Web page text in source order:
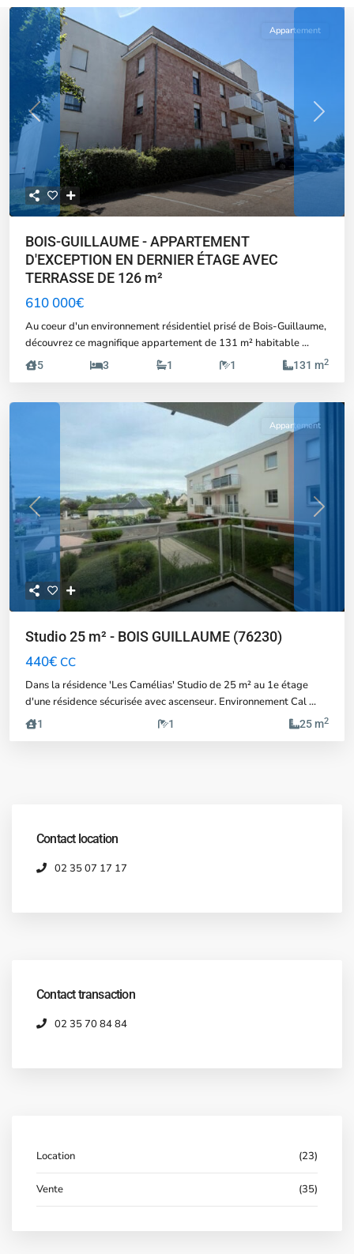
Previous Next
Appartement
BOIS-GUILLAUME - APPARTEMENT
D'EXCEPTION EN DERNIER ÉTAGE AVEC
TERRASSE DE 126 m²
610 000€
Au coeur d'un environnement résidentiel prisé de Bois-Guillaume,
découvrez ce magnifique appartement de 131 m² habitable...
5 3 1 1 131 m2
Previous Next
Appartement
Studio 25 m² - BOIS GUILLAUME (76230)
440€ CC
Dans la résidence 'Les Camélias' Studio de 25 m² au 1e étage
d'une résidence sécurisée avec ascenseur. Environnement Cal...
1 1 25 m2
Contact location
02 35 07 17 17
Contact transaction
02 35 70 84 84
Location (23)
Vente (35)